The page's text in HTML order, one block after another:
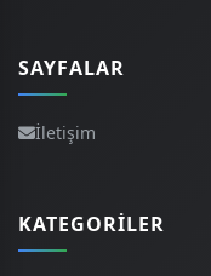
SAYFALAR
İletişim
KATEGORILER